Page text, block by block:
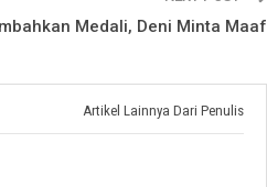
Medali, Deni Minta Maaf
Artikel Lainnya Dari Penulis